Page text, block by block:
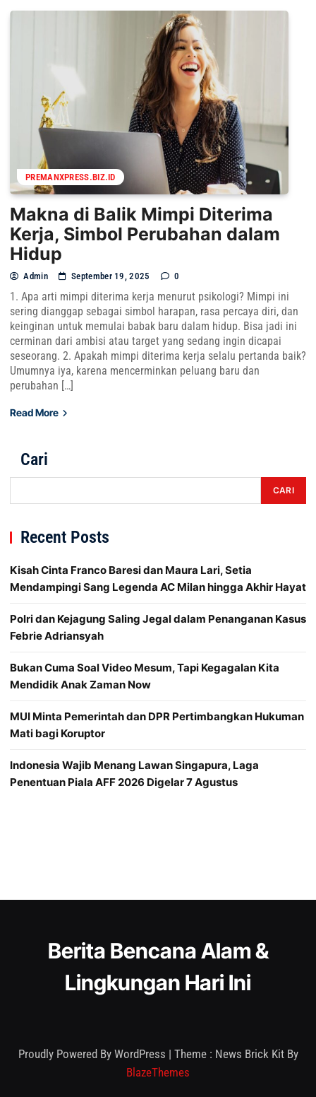
PREMANXPRESS.BIZ.ID
Makna di Balik Mimpi Diterima
Kerja, Simbol Perubahan dalam
Hidup
Admin September 19, 2025 0
1. Apa arti mimpi diterima kerja menurut psikologi? Mimpi ini
sering dianggap sebagai simbol harapan, rasa percaya diri, dan
keinginan untuk memulai babak baru dalam hidup. Bisa jadi ini
cerminan dari ambisi atau target yang sedang ingin dicapai
seseorang. 2. Apakah mimpi diterima kerja selalu pertanda baik?
Umumnya iya, karena mencerminkan peluang baru dan
perubahan […]
Read More
Cari
CARI
Recent Posts
Kisah Cinta Franco Baresi dan Maura Lari, Setia
Mendampingi Sang Legenda AC Milan hingga Akhir Hayat
Polri dan Kejagung Saling Jegal dalam Penanganan Kasus
Febrie Adriansyah
Bukan Cuma Soal Video Mesum, Tapi Kegagalan Kita
Mendidik Anak Zaman Now
MUI Minta Pemerintah dan DPR Pertimbangkan Hukuman
Mati bagi Koruptor
Indonesia Wajib Menang Lawan Singapura, Laga
Penentuan Piala AFF 2026 Digelar 7 Agustus
Berita Bencana Alam &
Lingkungan Hari Ini
Proudly Powered By WordPress | Theme : News Brick Kit By
BlazeThemes